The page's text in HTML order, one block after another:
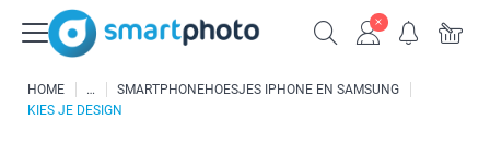
HOME
SMARTPHONEHOESJES IPHONE EN SAMSUNG
KIES JE DESIGN